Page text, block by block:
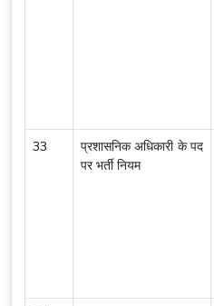
33
प्रशासनिक अधिकारी के पद
पर भर्ती नियम